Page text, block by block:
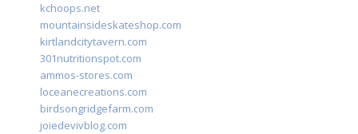
kchoops.net
mountainsideskateshop.com
kirtlandcitytavern.com
301nutritionspot.com
ammos-stores.com
loceanecreations.com
birdsongridgefarm.com
joiedevivblog.com